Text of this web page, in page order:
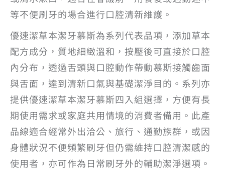
等不便刷牙的場合進行口腔清新維護。
優速潔草本潔牙慕斯為系列代表品項，添加草本
配方成分，質地細緻溫和，按壓後可直接於口腔
內分布，透過舌頭與口腔動作帶動慕斯接觸齒面
與舌面，達到清新口氣與基礎潔淨目的。系列亦
提供優速潔草本潔牙慕斯四入組選擇，方便有長
期使用需求或家庭共用情境的消費者備用。此產
品線適合經常外出洽公、旅行、通勤族群，或因
身體狀況不便頻繁刷牙但仍需維持口腔清潔感的
使用者，亦可作為日常刷牙外的輔助潔淨選項。